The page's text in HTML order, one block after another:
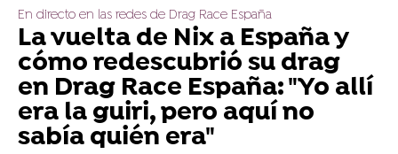
En directo en las redes de Drag Race España
La vuelta de Nix a España y
cómo redescubrió su drag
en Drag Race España: "Yo allí
era la guiri, pero aquí no
sabía quién era"